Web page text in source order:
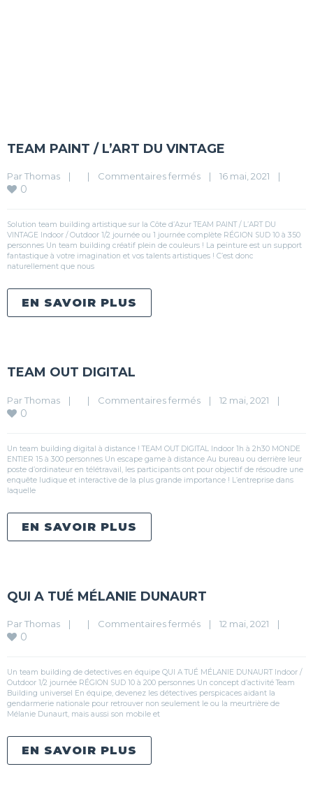
TEAM PAINT / L’ART DU VINTAGE
Par Thomas | | Commentaires fermés | 16 mai, 2021 |
0
Solution team building artistique sur la Côte d’Azur TEAM PAINT / L’ART DU
VINTAGE Indoor / Outdoor 1/2 journée ou 1 journée complète RÉGION SUD 10 à 350
personnes Un team building créatif plein de couleurs ! La peinture est un support
fantastique à votre imagination et vos talents artistiques ! C’est donc
naturellement que nous
EN SAVOIR PLUS
TEAM OUT DIGITAL
Par Thomas | | Commentaires fermés | 12 mai, 2021 |
0
Un team building digital à distance ! TEAM OUT DIGITAL Indoor 1h à 2h30 MONDE
ENTIER 15 à 300 personnes Un escape game à distance Au bureau ou derrière leur
poste d’ordinateur en télétravail, les participants ont pour objectif de résoudre une
enquête ludique et interactive de la plus grande importance ! L’entreprise dans
laquelle
EN SAVOIR PLUS
QUI A TUÉ MÉLANIE DUNAURT
Par Thomas | | Commentaires fermés | 12 mai, 2021 |
0
Un team building de detectives en équipe QUI A TUÉ MÉLANIE DUNAURT Indoor /
Outdoor 1/2 journée RÉGION SUD 10 à 200 personnes Un concept d’activité Team
Building universel En équipe, devenez les détectives perspicaces aidant la
gendarmerie nationale pour retrouver non seulement le ou la meurtrière de
Mélanie Dunaurt, mais aussi son mobile et
EN SAVOIR PLUS